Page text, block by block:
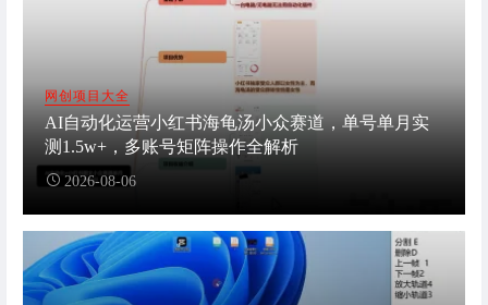
网创项目大全
AI自动化运营小红书海龟汤小众赛道，单号单月实
测1.5w+，多账号矩阵操作全解析
2026-08-06